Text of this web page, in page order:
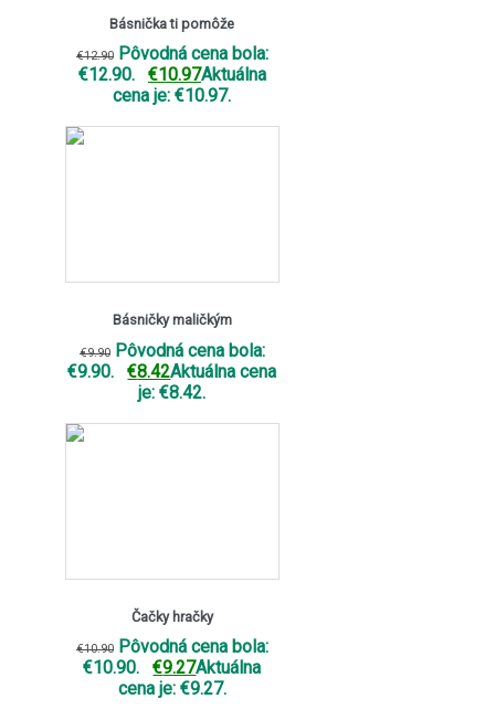
Básnička ti pomôže
€12.90 Pôvodná cena bola:
€12.90.
€10.97Aktuálna
cena je: €10.97.
Básničky maličkým
€9.90 Pôvodná cena bola:
€9.90.
€8.42Aktuálna cena
je: €8.42.
Čačky hračky
€10.90 Pôvodná cena bola:
€10.90.
€9.27Aktuálna
cena je: €9.27.